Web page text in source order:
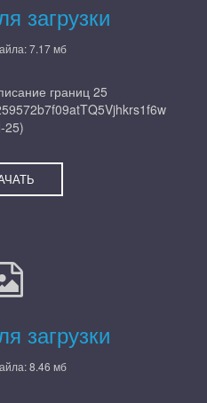
загрузки
7.17 мб
границ 25
25)
загрузки
8.46 мб